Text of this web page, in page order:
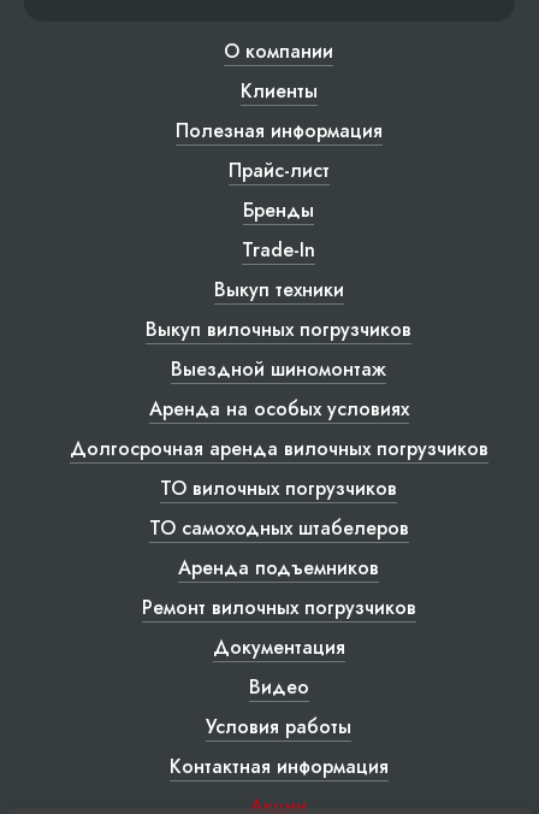
О компании
Клиенты
Полезная информация
Прайс-лист
Бренды
Trade-In
Выкуп техники
Выкуп вилочных погрузчиков
Выездной шиномонтаж
Аренда на особых условиях
Долгосрочная аренда вилочных погрузчиков
ТО вилочных погрузчиков
ТО самоходных штабелеров
Аренда подъемников
Ремонт вилочных погрузчиков
Документация
Видео
Условия работы
Контактная информация
Акции